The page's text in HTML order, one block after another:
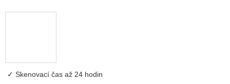
Skenovací čas až 24 hodin